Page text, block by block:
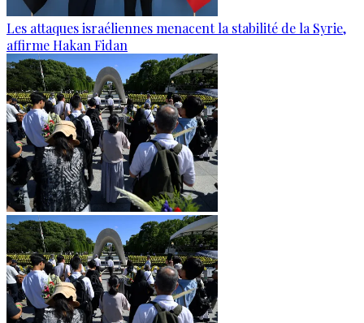
Les attaques israéliennes menacent la stabilité de la Syrie,
affirme Hakan Fidan